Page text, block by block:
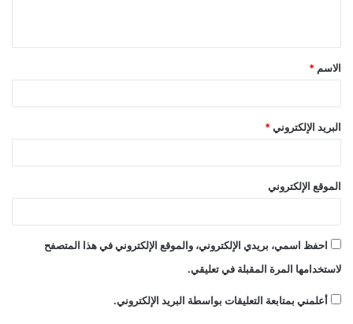
ق
*
الاسم *
البريد الإلكتروني *
الموقع الإلكتروني
احفظ اسمي، بريدي الإلكتروني، والموقع الإلكتروني في هذا المتصفح
لاستخدامها المرة المقبلة في تعليقي.
أعلمني بمتابعة التعليقات بواسطة البريد الإلكتروني.